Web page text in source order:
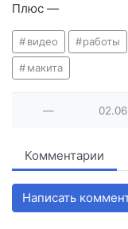
Плюс —
видео работы
макита
—
Комментарии
Написать